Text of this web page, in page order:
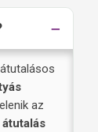
az
átutalás